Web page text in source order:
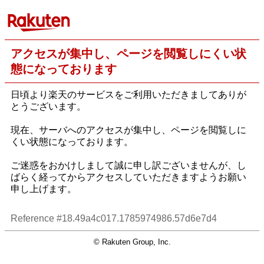
アクセスが集中し、ページを閲覧しにくい状
態になっております
日頃より楽天のサービスをご利用いただきましてありが
とうございます。
現在、サーバへのアクセスが集中し、ページを閲覧しに
くい状態になっております。
ご迷惑をおかけしまして誠に申し訳ございませんが、し
ばらく経ってからアクセスしていただきますようお願い
申し上げます。
Reference #18.49a4c017.1785974986.57d6e7d4
© Rakuten Group, Inc.